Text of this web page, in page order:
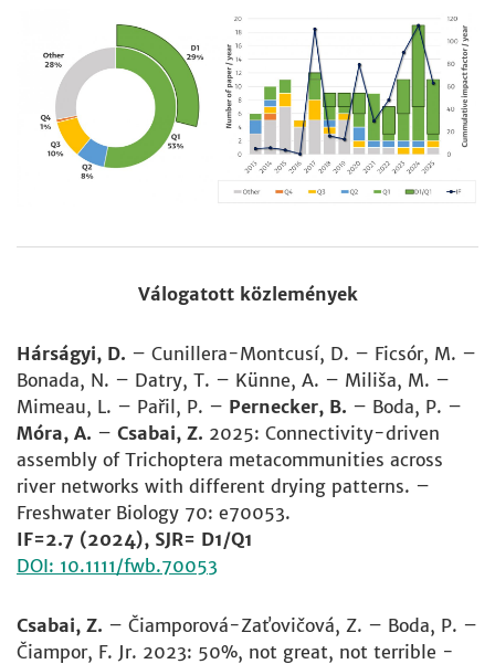
Válogatott közlemények
Hárságyi, D. – Cunillera-Montcusí, D. – Ficsór, M. –
Bonada, N. – Datry, T. – Künne, A. – Miliša, M. –
Mimeau, L. – Pařil, P. – Pernecker, B. – Boda, P. –
Móra, A. – Csabai, Z. 2025: Connectivity-driven
assembly of Trichoptera metacommunities across
river networks with different drying patterns. –
Freshwater Biology 70: e70053.
IF=2.7 (2024), SJR= D1/Q1
DOI: 10.1111/fwb.70053
Csabai, Z. – Čiamporová-Zaťovičová, Z. – Boda, P. –
Čiampor, F. Jr. 2023: 50%, not great, not terrible -